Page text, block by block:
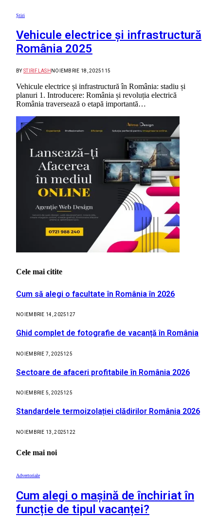
Știri
Vehicule electrice și infrastructură
România 2025
BY STIRIFLASH NOIEMBRIE 18, 2025115
Vehicule electrice și infrastructură în România: stadiu și
planuri 1. Introducere: România și revoluția electrică
România traversează o etapă importantă…
Cele mai citite
Cum să alegi o facultate în România în 2026
NOIEMBRIE 14, 2025127
Ghid complet de fotografie de vacanță în România
NOIEMBRIE 7, 2025125
Sectoare de afaceri profitabile în România 2026
NOIEMBRIE 5, 2025125
Standardele termoizolației clădirilor România 2026
NOIEMBRIE 13, 2025122
Cele mai noi
Advertoriale
Cum alegi o mașină de închiriat în
funcție de tipul vacanței?